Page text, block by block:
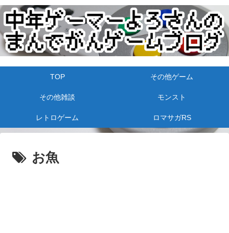
TOP その他ゲーム
その他雑談 モンスト
レトロゲーム ロマサガRS
お魚